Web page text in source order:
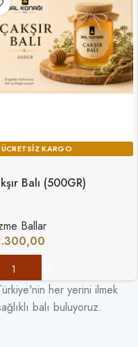
KARGO
Balı (500GR)
Ballar
SEPETE EKLE
her yerini ilmek
balı buluyoruz.